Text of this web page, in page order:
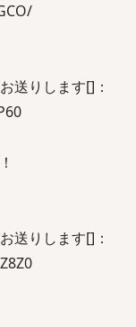
送りします[]：
送りします[]：